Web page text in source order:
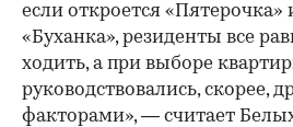
если откроется «Пятерочка»
«Буханка», резиденты все
ходить, а при выборе
руководствовались, скорее,
факторами», — считает